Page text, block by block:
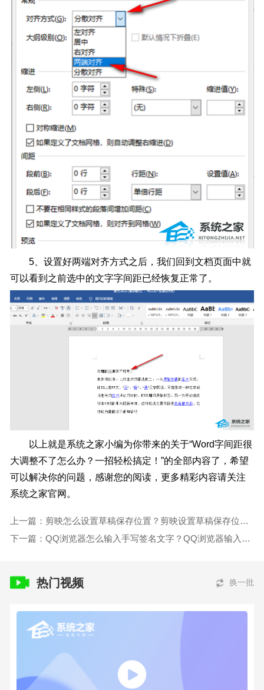
5、设置好两端对齐方式之后，我们回到文档页面中就
可以看到之前选中的文字字间距已经恢复正常了。
以上就是系统之家小编为你带来的关于“Word字间距很
大调整不了怎么办？一招轻松搞定！ ”的全部内容了，希望
可以解决你的问题，感谢您的阅读，更多精彩内容请关注
系统之家官网。
上一篇：剪映怎么设置草稿保存位置？剪映设置草稿保存位置的方法
下一篇：QQ浏览器怎么输入手写签名文字？QQ浏览器输入手写签名文字的方法
热门视频 换一批